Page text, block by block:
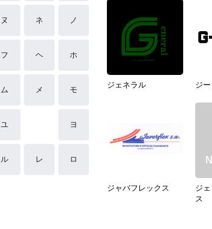
ヌ ネ ノ
フ ヘ ホ
ム メ モ
ユ ヨ
ル レ ロ
ジェネラル ジ
ジャバフレックス
ジ
ス